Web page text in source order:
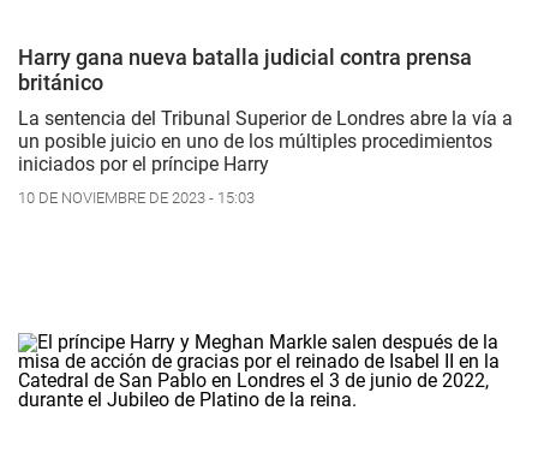
Harry gana nueva batalla judicial contra prensa
británico
La sentencia del Tribunal Superior de Londres abre la vía a
un posible juicio en uno de los múltiples procedimientos
iniciados por el príncipe Harry
10 DE NOVIEMBRE DE 2023 - 15:03